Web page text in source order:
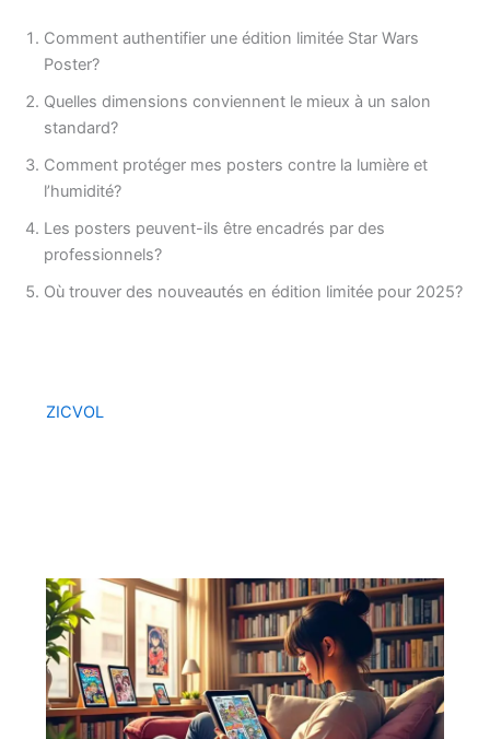
Comment authentifier une édition limitée Star Wars
Poster?
Quelles dimensions conviennent le mieux à un salon
standard?
Comment protéger mes posters contre la lumière et
l’humidité?
Les posters peuvent-ils être encadrés par des
professionnels?
Où trouver des nouveautés en édition limitée pour 2025?
ZICVOL